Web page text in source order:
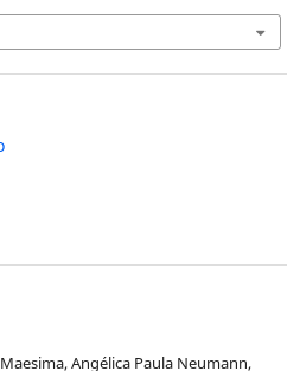
Angélica Paula Neumann,